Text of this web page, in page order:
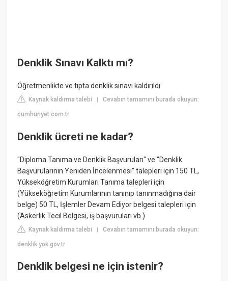
Denklik Sınavı Kalktı mı?
Öğretmenlikte ve tıpta denklik sınavı kaldırıldı
Kaynak kaldırma talebi |Cevabın tamamını burada okuyun:
cumhuriyet.com.tr
Denklik ücreti ne kadar?
"Diploma Tanıma ve Denklik Başvuruları" ve "Denklik
Başvurularının Yeniden İncelenmesi" talepleri için 150 TL,
Yükseköğretim Kurumları Tanıma talepleri için
(Yükseköğretim Kurumlarının tanınıp tanınmadığına dair
belge) 50 TL, İşlemler Devam Ediyor belgesi talepleri için
(Askerlik Tecil Belgesi, iş başvuruları vb.)
Kaynak kaldırma talebi |Cevabın tamamını burada okuyun:
denklik.yok.gov.tr
Denklik belgesi ne için istenir?